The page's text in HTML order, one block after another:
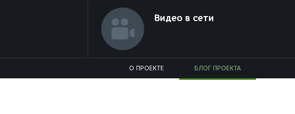
Видео в сети
О ПРОЕКТЕ БЛОГ ПРОЕКТА